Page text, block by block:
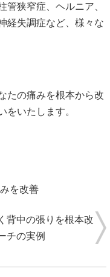
管狭窄症、ヘルニア、
経失調症など、様々な
たの痛みを根本から改
をいたします。
を改善
背中の張りを根本改
チの実例